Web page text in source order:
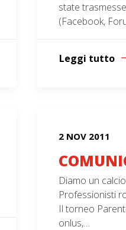
state
(Facebook,
Leggi tutto
2 NOV 2011
Diamo un
Professionisti
Il torneo
onlus,…